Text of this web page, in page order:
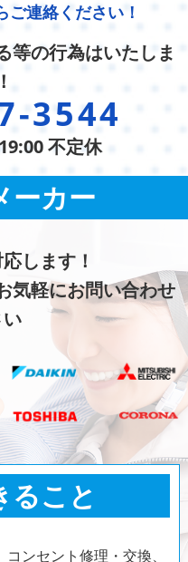
ご連絡ください！
等の行為はいたしま
3544
不定休
ーカー
します！
気軽にお問い合わせ
ること
ンセント修理・交換、